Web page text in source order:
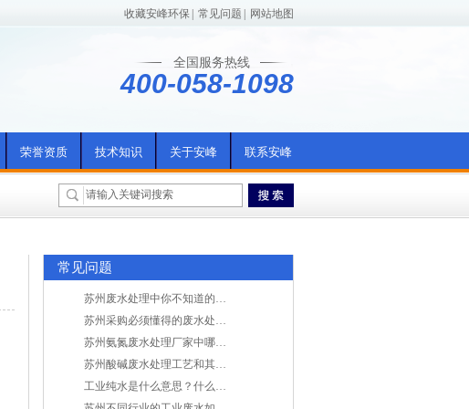
收藏安峰环保 常见问题 网站地图
全国服务热线
400-058-1098
荣誉资质 技术知识 关于安峰 联系安峰
常见问题
苏州废水处理中你不知道的工艺全在这里
苏州采购必须懂得的废水处理问题，值得收藏！
苏州氨氮废水处理厂家中哪家最专业？
苏州酸碱废水处理工艺和其他废水处理的区别
工业纯水是什么意思？什么是纯水处理？